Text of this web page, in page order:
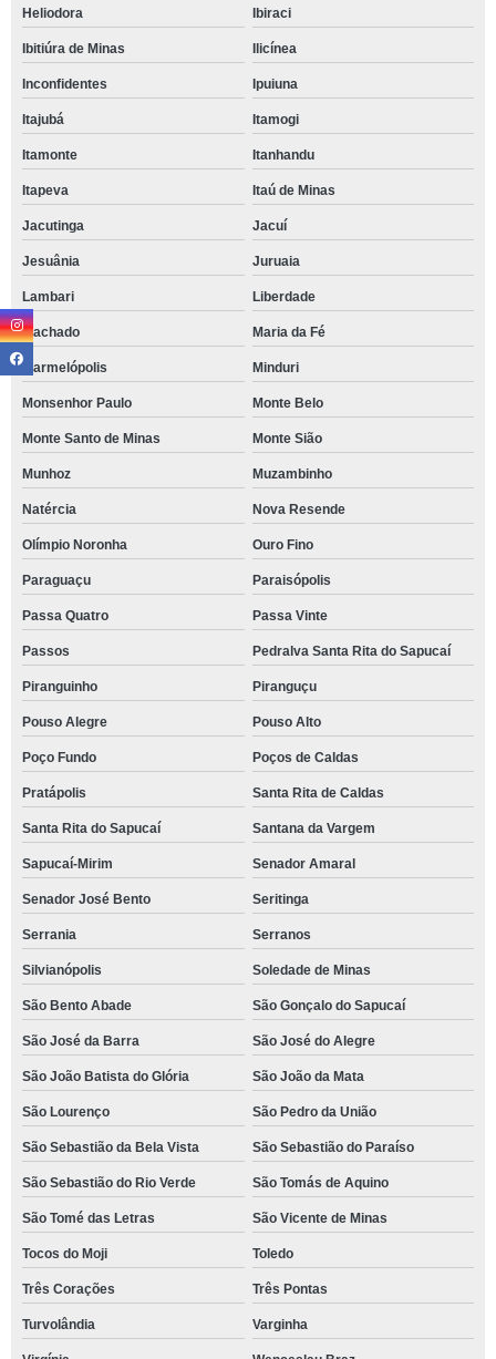
Heliodora Ibiraci
Ibitiúra de Minas Ilicínea
Inconfidentes Ipuiuna
Itajubá Itamogi
Itamonte Itanhandu
Itapeva Itaú de Minas
Jacutinga Jacuí
Jesuânia Juruaia
Lambari Liberdade
Machado Maria da Fé
Marmelópolis Minduri
Monsenhor Paulo Monte Belo
Monte Santo de Minas Monte Sião
Munhoz Muzambinho
Natércia Nova Resende
Olímpio Noronha Ouro Fino
Paraguaçu Paraisópolis
Passa Quatro Passa Vinte
Passos Pedralva Santa Rita do Sapucaí
Piranguinho Piranguçu
Pouso Alegre Pouso Alto
Poço Fundo Poços de Caldas
Pratápolis Santa Rita de Caldas
Santa Rita do Sapucaí Santana da Vargem
Sapucaí-Mirim Senador Amaral
Senador José Bento Seritinga
Serrania Serranos
Silvianópolis Soledade de Minas
São Bento Abade São Gonçalo do Sapucaí
São José da Barra São José do Alegre
São João Batista do Glória São João da Mata
São Lourenço São Pedro da União
São Sebastião da Bela Vista São Sebastião do Paraíso
São Sebastião do Rio Verde São Tomás de Aquino
São Tomé das Letras São Vicente de Minas
Tocos do Moji Toledo
Três Corações Três Pontas
Turvolândia Varginha